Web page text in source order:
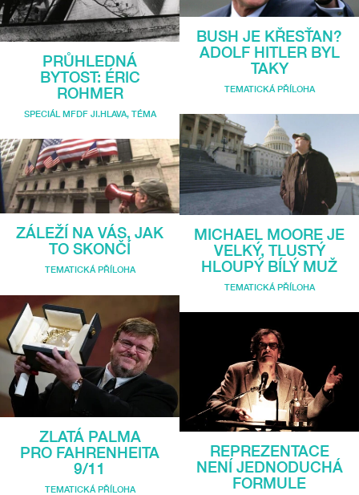
PRŮHLEDNÁ
BYTOST: ÉRIC
ROHMER
SPECIÁL MFDF JI.HLAVA, TÉMA
ZÁLEŽÍ NA VÁS, JAK
TO SKONČÍ
TEMATICKÁ PŘÍLOHA
ZLATÁ PALMA
PRO FAHRENHEITA
9/11
TEMATICKÁ PŘÍLOHA
BUSH JE KŘESŤAN?
ADOLF HITLER BYL
TAKY
TEMATICKÁ PŘÍLOHA
MICHAEL MOORE JE
VELKÝ, TLUSTÝ
HLOUPÝ BÍLÝ MUŽ
TEMATICKÁ PŘÍLOHA
REPREZENTACE
NENÍ JEDNODUCHÁ
FORMULE